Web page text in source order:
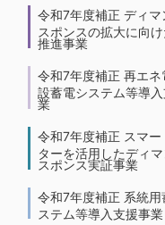
令和7年度補正 ディマ
スポンスの拡大に向
推進事業
令和7年度補正 再エネ
設蓄電システム等導
業
令和7年度補正 スマー
ターを活用したディ
スポンス実証事業
令和7年度補正 系統用
ステム等導入支援事業